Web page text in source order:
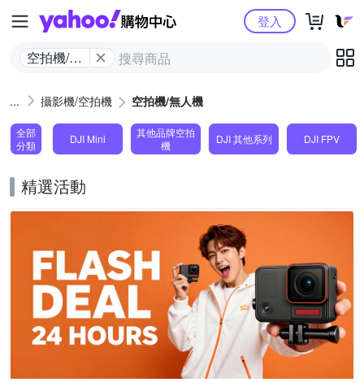
Yahoo購物中心
空拍機/無
登入
攝影機/空拍機 空拍機/無人機
全部
分類
DJI Mini
其他品牌空拍
機
DJI 其他系列 DJI FPV
精選活動